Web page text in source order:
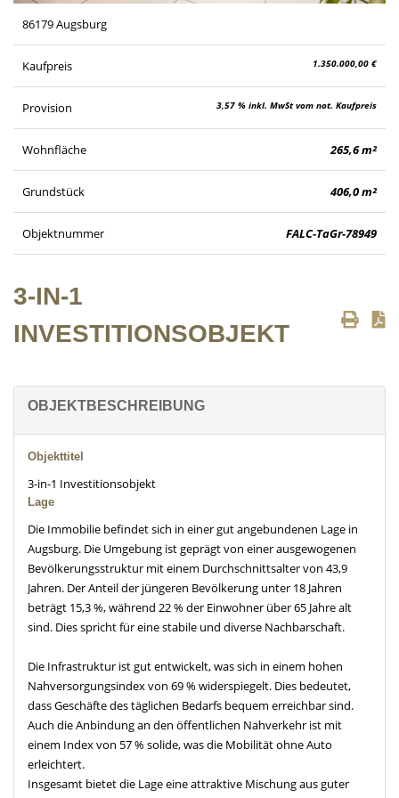
86179 Augsburg
Kaufpreis 1.350.000,00 €
Provision 3,57 % inkl. MwSt vom not. Kaufpreis
Wohnfläche 265,6 m²
Grundstück 406,0 m²
Objektnummer FALC-TaGr-78949
3-IN-1
INVESTITIONSOBJEKT
OBJEKTBESCHREIBUNG
Objekttitel
3-in-1 Investitionsobjekt
Lage
Die Immobilie befindet sich in einer gut angebundenen Lage in
Augsburg. Die Umgebung ist geprägt von einer ausgewogenen
Bevölkerungsstruktur mit einem Durchschnittsalter von 43,9
Jahren. Der Anteil der jüngeren Bevölkerung unter 18 Jahren
beträgt 15,3 %, während 22 % der Einwohner über 65 Jahre alt
sind. Dies spricht für eine stabile und diverse Nachbarschaft.
Die Infrastruktur ist gut entwickelt, was sich in einem hohen
Nahversorgungsindex von 69 % widerspiegelt. Dies bedeutet,
dass Geschäfte des täglichen Bedarfs bequem erreichbar sind.
Auch die Anbindung an den öffentlichen Nahverkehr ist mit
einem Index von 57 % solide, was die Mobilität ohne Auto
erleichtert.
Insgesamt bietet die Lage eine attraktive Mischung aus guter